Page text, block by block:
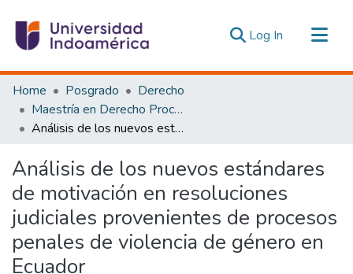
Log In (current)
Communities & Collections
All of DSpace
Statistics
Estadísticas Externas
Home Posgrado
Derecho
Maestría en Derecho Procesal y Litigación Oral
Análisis de los nuevos estándares de motivación en resoluciones judiciales provenientes de procesos penales de violencia de género en Ecuador
Análisis de los nuevos estándares
de motivación en resoluciones
judiciales provenientes de procesos
penales de violencia de género en
Ecuador